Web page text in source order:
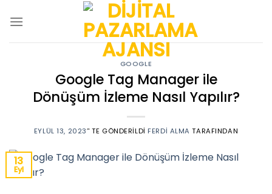
GOOGLE
Google Tag Manager ile
Dönüşüm İzleme Nasıl Yapılır?
EYLÜL 13, 2023’' TE GÖNDERILDI FERDI ALMA TARAFINDAN
13
Eyl